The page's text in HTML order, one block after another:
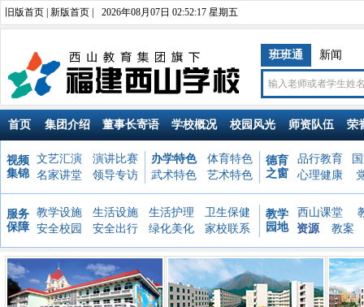
旧版首页 新版首页 2026年08月07日 02:52:18 星期五
班班通 新闻
首页 集团介绍 董事长寄语 学校概况 校园风光 师资队伍 荣
视频
集锦
文艺汇演
演讲比赛
名家讲堂
领导专访
办学特色
体育特色
武术特色
艺术特色
德育
之窗
品行教育
心理健康
服务
保障
教学设施 生活设施 生活护理
卫生保健
安全校园
安全出行 绿化美化 家校联系
教学
园地
西山课堂
资源
教案